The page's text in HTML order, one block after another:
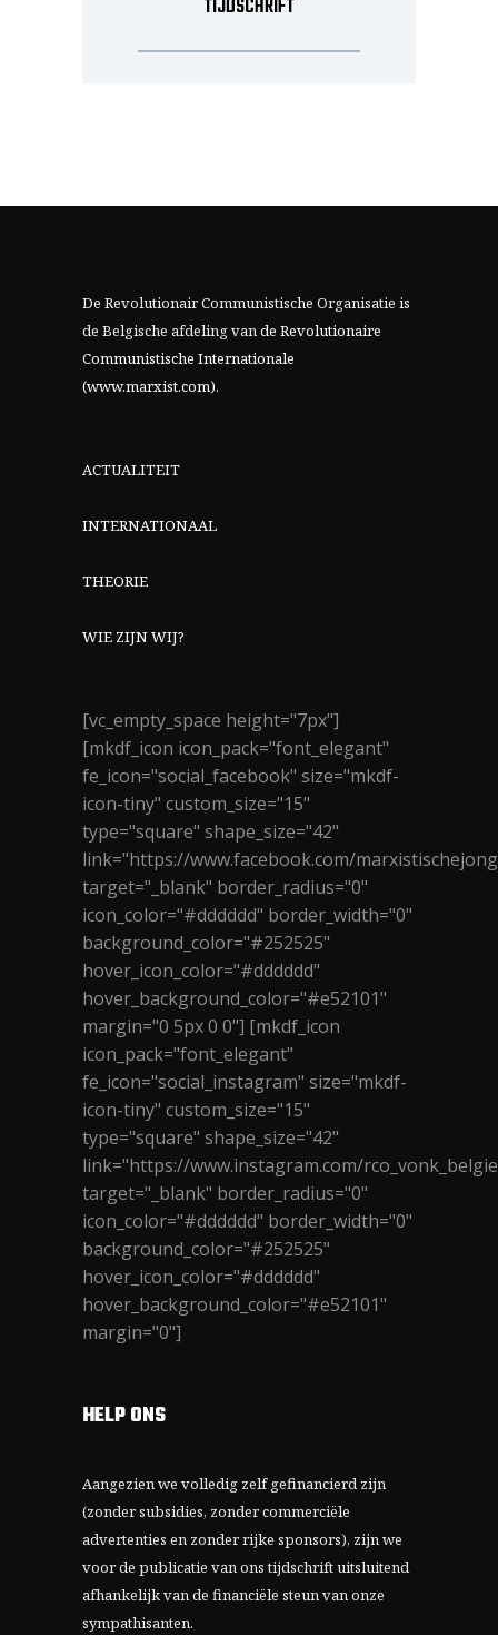
TIJDSCHRIFT
De Revolutionair Communistische Organisatie is
de Belgische afdeling vande Revolutionaire
Communistische Internationale
(www.marxist.com).
ACTUALITEIT
INTERNATIONAAL
THEORIE
WIE ZIJN WIJ?
[vc_empty_space height="7px"]
[mkdf_icon icon_pack="font_elegant"
fe_icon="social_facebook" size="mkdf-
icon-tiny" custom_size="15"
type="square" shape_size="42"
link="https://www.facebook.com/
target="_blank" border_radius="0"
icon_color="#dddddd" border_width="0"
background_color="#252525"
hover_icon_color="#dddddd"
hover_background_color="#e52101"
margin="0 5px 0 0"] [mkdf_icon
icon_pack="font_elegant"
fe_icon="social_instagram" size="mkdf-
icon-tiny" custom_size="15"
type="square" shape_size="42"
link="https://www.instagram.com/
target="_blank" border_radius="0"
icon_color="#dddddd" border_width="0"
background_color="#252525"
hover_icon_color="#dddddd"
hover_background_color="#e52101"
margin="0"]
HELP ONS
Aangezien we volledig zelf gefinancierd zijn
(zonder subsidies, zonder commerciële
advertenties en zonder rijke sponsors), zijn we
voor de publicatie van ons tijdschrift uitsluitend
afhankelijk van de financiële steun van onze
sympathisanten.